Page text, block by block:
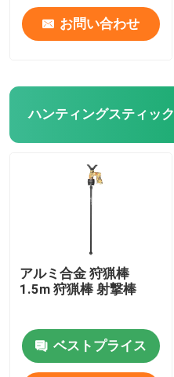
付属品を捜すこと
カメラの立場
望遠鏡のマウント
掛かるブラケット
携帯用立場
お問い合わせ
ハンティングスティック
アルミ合金 狩猟棒
1.5m 狩猟棒 射撃棒
ベストプライス